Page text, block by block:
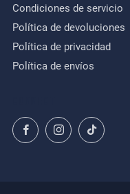
Condiciones de servicio
Política de devoluciones
Política de privacidad
Política de envíos
FacebookInstagramTikTok